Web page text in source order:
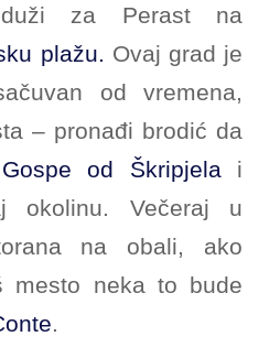
za Perast na
plažu. Ovaj grad je
od vremena,
– pronađi brodić da
Gospe od Škripjelai
okolinu. Večeraj u
na obali, ako
mesto neka to bude
.